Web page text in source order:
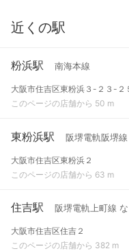
近くの駅
粉浜駅 南海本線
大阪市住吉区東粉浜３-２３-２
このページの店舗から 50 m
東粉浜駅 阪堺電軌阪堺線
大阪市住吉区東粉浜２
このページの店舗から 63 m
住吉駅 阪堺電軌上町線
大阪市住吉区住吉２
このページの店舗から 382 m